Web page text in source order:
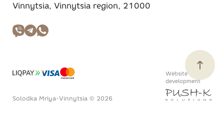
Vinnytsia, Vinnytsia region, 21000
Solodka Mriya-Vinnytsia © 2026
Website
development